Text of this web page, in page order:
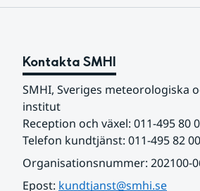
Kontakta SMHI
SMHI, Sveriges meteorologiska
institut
Reception och växel: 011-495 80
Telefon kundtjänst: 011-495 82 00
Organisationsnummer: 202100-
Epost: kundtjanst@smhi.se